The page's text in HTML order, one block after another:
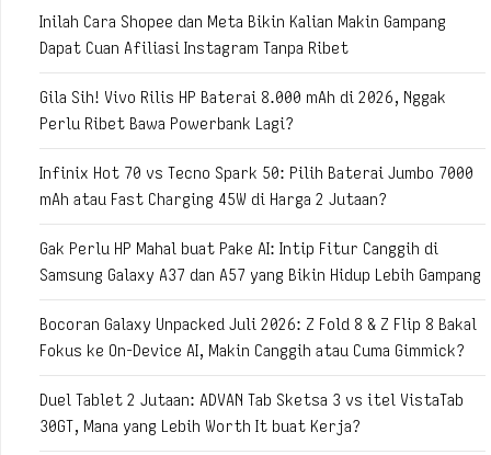
Inilah Cara Shopee dan Meta Bikin Kalian Makin Gampang
Dapat Cuan Afiliasi Instagram Tanpa Ribet
Gila Sih! Vivo Rilis HP Baterai 8.000 mAh di 2026, Nggak
Perlu Ribet Bawa Powerbank Lagi?
Infinix Hot 70 vs Tecno Spark 50: Pilih Baterai Jumbo 7000
mAh atau Fast Charging 45W di Harga 2 Jutaan?
Gak Perlu HP Mahal buat Pake AI: Intip Fitur Canggih di
Samsung Galaxy A37 dan A57 yang Bikin Hidup Lebih Gampang
Bocoran Galaxy Unpacked Juli 2026: Z Fold 8 & Z Flip 8 Bakal
Fokus ke On-Device AI, Makin Canggih atau Cuma Gimmick?
Duel Tablet 2 Jutaan: ADVAN Tab Sketsa 3 vs itel VistaTab
30GT, Mana yang Lebih Worth It buat Kerja?